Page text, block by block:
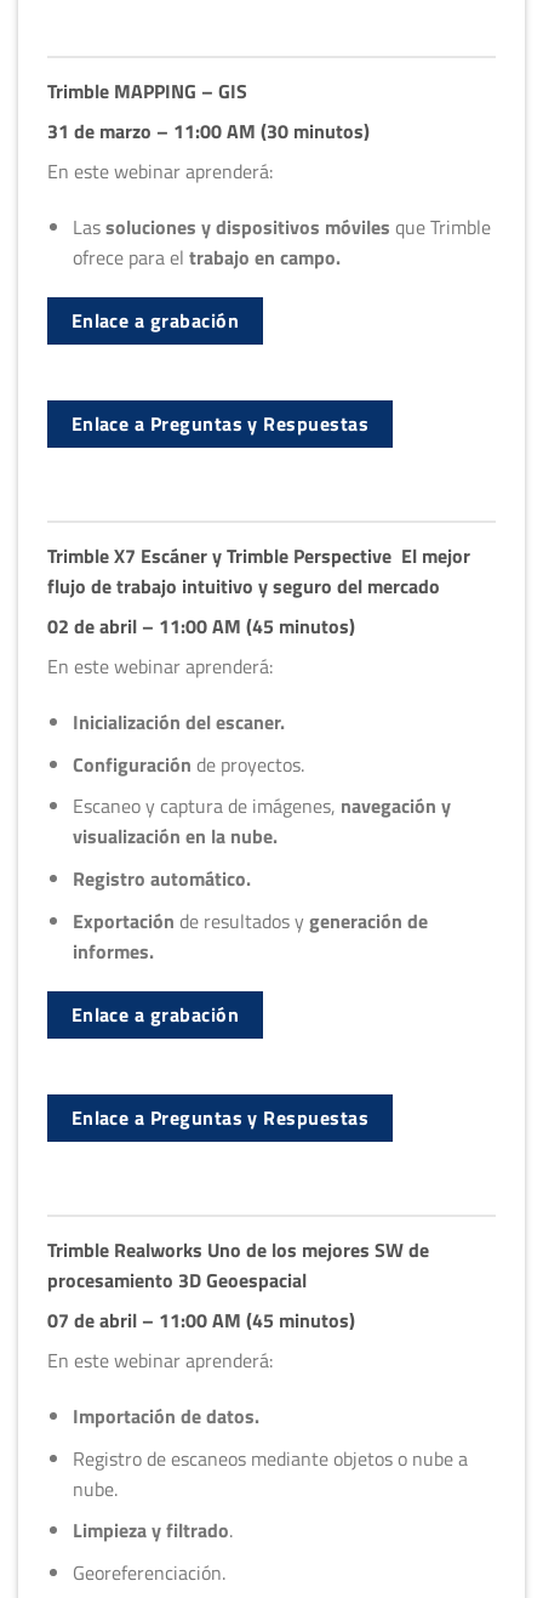
Trimble MAPPING – GIS
31 de marzo – 11:00 AM (30 minutos)
En este webinar aprenderá:
Lassoluciones y dispositivos móviles que Trimble
ofrece para el trabajo en campo.
Enlace a grabación
Enlace a Preguntas y Respuestas
Trimble X7 Escáner y Trimble Perspective El mejor
flujo de trabajo intuitivo y seguro del mercado
02 de abril – 11:00 AM (45 minutos)
En este webinar aprenderá:
Inicialización del escaner.
Configuración de proyectos.
Escaneo y captura de imágenes, navegación y
visualización en la nube.
Registro automático.
Exportación de resultados ygeneración de
informes.
Enlace a grabación
Enlace a Preguntas y Respuestas
Trimble Realworks Uno de los mejores SW de
procesamiento 3D Geoespacial
07 de abril – 11:00 AM (45 minutos)
En este webinar aprenderá:
Importación de datos.
Registro de escaneos mediante objetos o nube a
nube.
Limpieza y filtrado.
Georeferenciación.